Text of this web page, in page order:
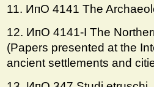
11. ИпO 4141 The
12. ИпO 4141-I The
(Papers presented at the
ancient settlements and